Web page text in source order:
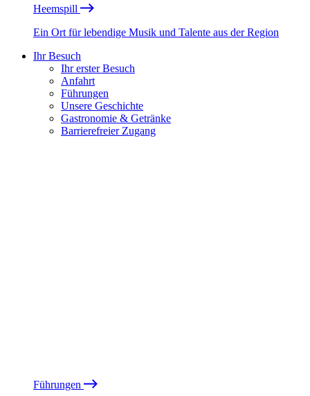
Heemspill
Ein Ort für lebendige Musik und Talente aus der Region
Ihr Besuch
Ihr erster Besuch
Anfahrt
Führungen
Unsere Geschichte
Gastronomie & Getränke
Barrierefreier Zugang
Führungen